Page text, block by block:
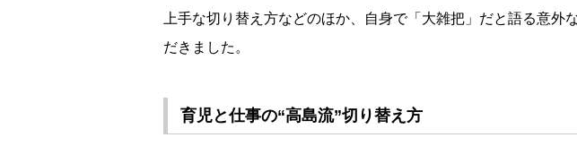
上手な切り替え方などのほか、自身で「大雑把」だと語る意外
だきました。
育児と仕事の“高島流”切り替え方